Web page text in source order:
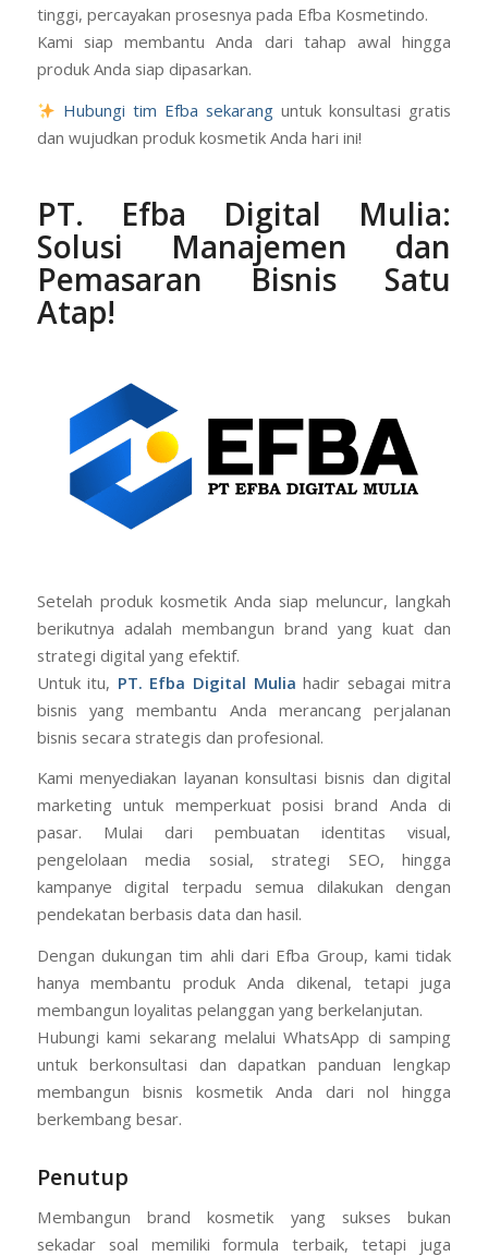
tinggi, percayakan prosesnya pada Efba Kosmetindo.
Kami siap membantu Anda dari tahap awal hingga
produk Anda siap dipasarkan.
Hubungi tim Efba sekarang untuk konsultasi gratis
dan wujudkan produk kosmetik Anda hari ini!
PT. Efba Digital Mulia:
Solusi Manajemen dan
Pemasaran Bisnis Satu
Atap!
Setelah produk kosmetik Anda siap meluncur, langkah
berikutnya adalah membangun brand yang kuat dan
strategi digital yang efektif.
Untuk itu, PT. Efba Digital Mulia hadir sebagai mitra
bisnis yang membantu Anda merancang perjalanan
bisnis secara strategis dan profesional.
Kami menyediakan layanan konsultasi bisnis dan digital
marketing untuk memperkuat posisi brand Anda di
pasar. Mulai dari pembuatan identitas visual,
pengelolaan media sosial, strategi SEO, hingga
kampanye digital terpadu semua dilakukan dengan
pendekatan berbasis data dan hasil.
Dengan dukungan tim ahli dari Efba Group, kami tidak
hanya membantu produk Anda dikenal, tetapi juga
membangun loyalitas pelanggan yang berkelanjutan.
Hubungi kami sekarang melalui WhatsApp di samping
untuk berkonsultasi dan dapatkan panduan lengkap
membangun bisnis kosmetik Anda dari nol hingga
berkembang besar.
Penutup
Membangun brand kosmetik yang sukses bukan
sekadar soal memiliki formula terbaik, tetapi juga